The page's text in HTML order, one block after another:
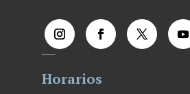
Horarios